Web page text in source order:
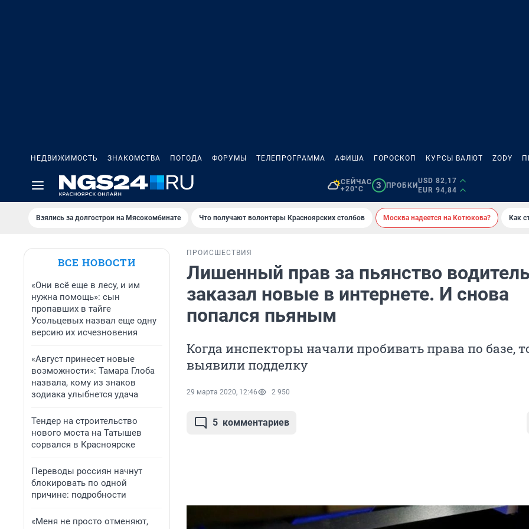
НЕДВИЖИМОСТЬ ЗНАКОМСТВА ПОГОДА ФОРУМЫ ТЕЛЕПРОГРАММА АФИША ГОРОСКОП КУРСЫ ВАЛЮТ ZODY
СЕЙЧАС
+20°C
3 ПРОБКИ
USD 82,17
EUR 94,84
Взялись за долгострои на Мясокомбинате Что получают волонтеры Красноярских столбов Москва надеется на Котюкова? Как
ВСЕ НОВОСТИ
«Они всё еще в лесу, и им
нужна помощь»: сын
пропавших в тайге
Усольцевых назвал еще одну
версию их исчезновения
«Август принесет новые
возможности»: Тамара Глоба
назвала, кому из знаков
зодиака улыбнется удача
Тендер на строительство
нового моста на Татышев
сорвался в Красноярске
Переводы россиян начнут
блокировать по одной
причине: подробности
«Меня не просто отменяют,
ПРОИСШЕСТВИЯ
Лишенный прав за пьянство
заказал новые в интернете. И снова
попался пьяным
Когда инспекторы начали пробивать права по базе,
выявили подделку
29 марта 2020, 12:46 2 950
5 комментариев